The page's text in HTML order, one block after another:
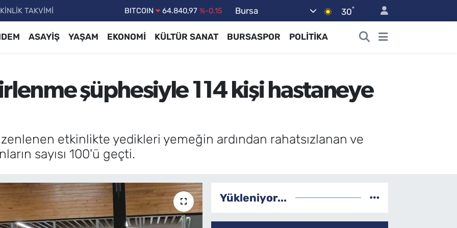
TAKVİMİ
DOLAR
47,7436 %0.18
EURO
55,2510 %0.32
BİST100
13.779 %-14
Bursa 30°
ASAYİŞ YAŞAM EKONOMİ KÜLTÜR SANAT BURSASPOR POLİTİKA
şüphesiyle 114 kişi hastaneye
etkinlikte yedikleri yemeğin ardından rahatsızlanan ve
sayısı 100'ü geçti.
Yükleniyor...